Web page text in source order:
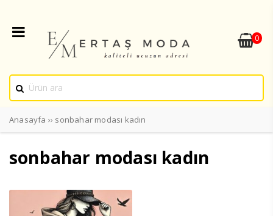
0
Anasayfa ›› sonbahar modası kadın
sonbahar modası kadın